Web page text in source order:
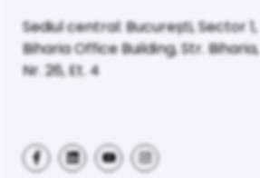
Sediul central: București, Sector 1,
Biharia Office Building, Str. Biharia,
Nr. 26, Et. 4